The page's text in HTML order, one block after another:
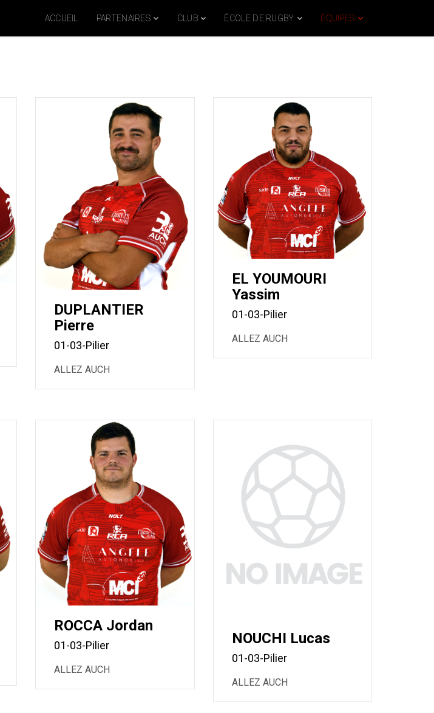
ACCUEIL PARTENAIRES CLUB ÉCOLE DE RUGBY ÉQUIPES
DUPLANTIER
Pierre
01-03-Pilier
ALLEZ AUCH
EL YOUMOURI
Yassim
01-03-Pilier
ALLEZ AUCH
ROCCA Jordan
01-03-Pilier
ALLEZ AUCH
NOUCHI Lucas
01-03-Pilier
ALLEZ AUCH